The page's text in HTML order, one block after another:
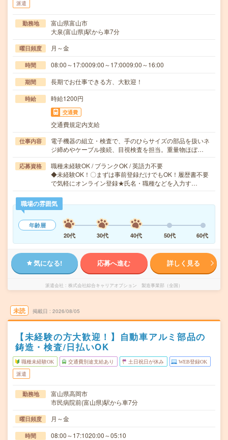
派遣
勤務地
富山県富山市
大泉(富山県)駅から車7分
曜日頻度 月～金
時間 08:00～17:0009:00～17:0009:00～16:00
期間 長期でお仕事できる方、大歓迎！
時給 時給1200円
交通費
交通費規定内支給
仕事内容
電子機器の組立・検査で、手のひらサイズの部品を扱いネ
ジ締めやケーブル接続、目視検査を担当。重量物ほぼ…
応募資格
職種未経験OK / ブランクOK / 英語力不要
◆未経験OK！〇まずは事前登録だけでもOK！履歴書不要
で気軽にオンライン登録★氏名・職種などを入力す…
職場の雰囲気
年齢層
20代
30代 40代 50代 60代
気になる! 応募へ進む 詳しく見る
派遣会社 株式会社綜合キャリアオプション 製造事業部（全国）
未読 掲載日 2026/08/05
【未経験の方大歓迎！】自動車アルミ部品の
鋳造・検査/日払いOK
職種未経験OK 交通費別途支給あり 土日祝日が休み WEB登録OK
派遣
勤務地
富山県高岡市
市民病院前(富山県)駅から車7分
曜日頻度 月～金
時間 08:00～17:1020:00～05:10